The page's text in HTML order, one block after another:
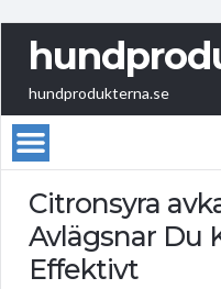
hundprodukterna.se
Citronsyra
Avlägsnar Du
Effektivt